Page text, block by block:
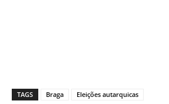
TAGS Braga Eleições autarquicas